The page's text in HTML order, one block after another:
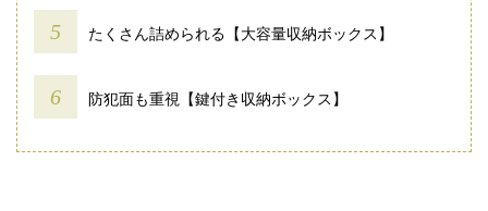
たくさん詰められる【大容量収納ボックス】
防犯面も重視【鍵付き収納ボックス】